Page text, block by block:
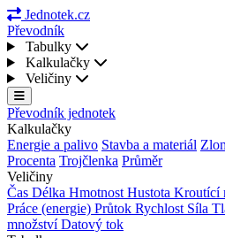
Jednotek.cz
Převodník
Tabulky
Kalkulačky
Veličiny
Převodník jednotek
Kalkulačky
Energie a palivo Stavba a materiál
Procenta Trojčlenka Průměr
Veličiny
Čas Délka Hmotnost Hustota Kroutící
Práce (energie) Průtok Rychlost Síla
množstvíDatový tok